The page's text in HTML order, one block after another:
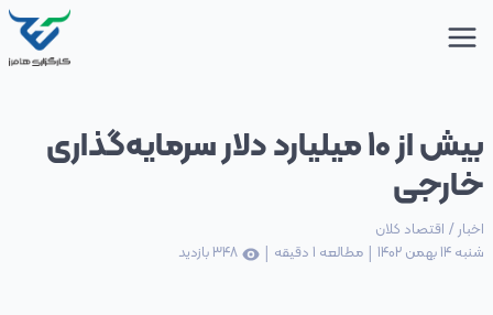
بیش از 10 میلیارد دلار سرمایه‌گذاری
خارجی
اخبار / اقتصاد کلان
شنبه 14 بهمن 1402
| مطالعه 1 دقیقه |
348بازدید